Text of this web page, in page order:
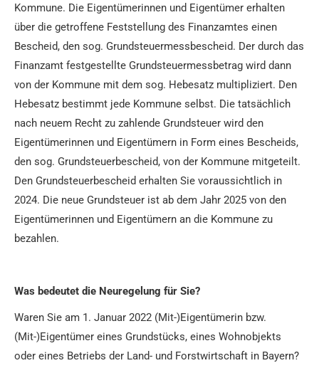
Kommune. Die Eigentümerinnen und Eigentümer erhalten
über die getroffene Feststellung des Finanzamtes einen
Bescheid, den sog. Grundsteuermessbescheid. Der durch das
Finanzamt festgestellte Grundsteuermessbetrag wird dann
von der Kommune mit dem sog. Hebesatz multipliziert. Den
Hebesatz bestimmt jede Kommune selbst. Die tatsächlich
nach neuem Recht zu zahlende Grundsteuer wird den
Eigentümerinnen und Eigentümern in Form eines Bescheids,
den sog. Grundsteuerbescheid, von der Kommune mitgeteilt.
Den Grundsteuerbescheid erhalten Sie voraussichtlich in
2024. Die neue Grundsteuer ist ab dem Jahr 2025 von den
Eigentümerinnen und Eigentümern an die Kommune zu
bezahlen.
Was bedeutet die Neuregelung für Sie?
Waren Sie am 1. Januar 2022 (Mit-)Eigentümerin bzw.
(Mit-)Eigentümer eines Grundstücks, eines Wohnobjekts
oder eines Betriebs der Land- und Forstwirtschaft in Bayern?